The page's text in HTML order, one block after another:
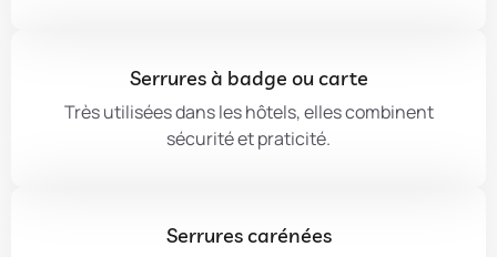
Serrures à badge ou carte
Très utilisées dans les hôtels, elles combinent
sécurité et praticité.
Serrures carénées